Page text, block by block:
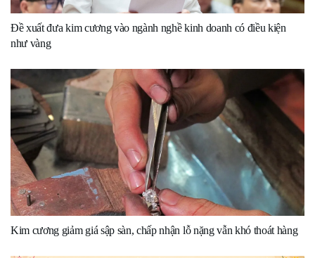
Đề xuất đưa kim cương vào ngành nghề kinh doanh có điều kiện
như vàng
Kim cương giảm giá sập sàn, chấp nhận lỗ nặng vẫn khó thoát hàng